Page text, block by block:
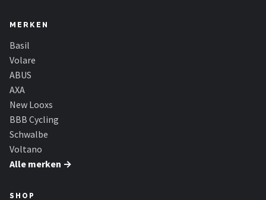
New Looxs
BBB Cycling
Schwalbe
Voltano
Shimano
MERKEN
Basil
Volare
ABUS
AXA
New Looxs
BBB Cycling
Schwalbe
Voltano
Alle merken →
SHOP